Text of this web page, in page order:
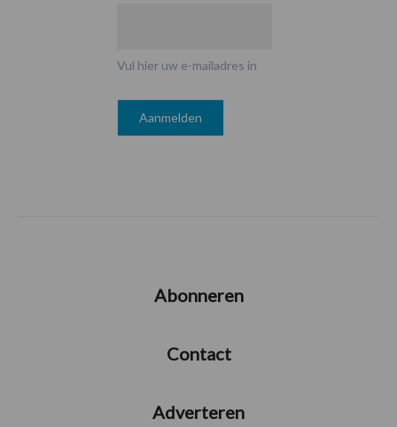
Vul hier uw e-mailadres in
Abonneren
Contact
Adverteren